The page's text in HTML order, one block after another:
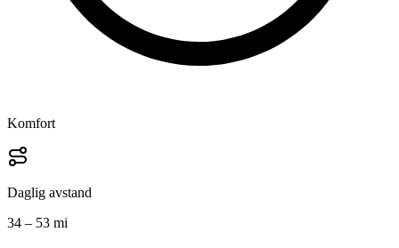
Komfort
Daglig avstand
34 – 53 mi